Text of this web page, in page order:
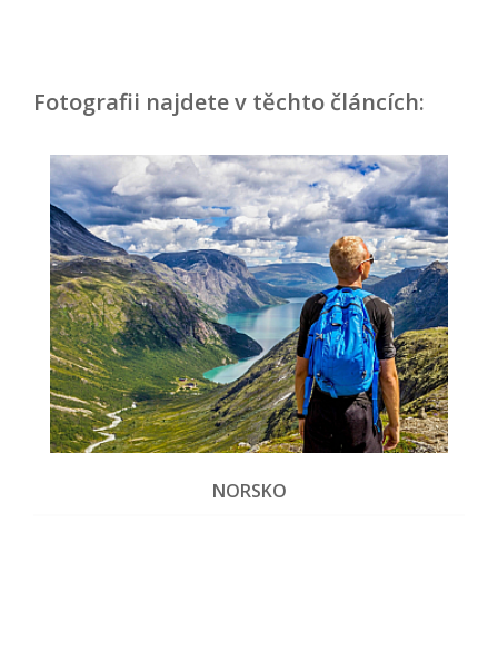
Fotografii najdete v těchto článcích:
NORSKO